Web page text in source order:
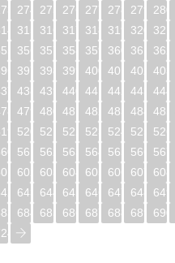
274 275 276 277 278 279 280
315 316 317 318 319 320 321
356 357 358 359 360 361 362
397 398 399 400 401 402 403
438 439 440 441 442 443 444
479 480 481 482 483 484 485
520 521 522 523 524 525 526
561 562 563 564 565 566 567
602 603 604 605 606 607 608
643 644 645 646 647 648 649
684 685 686 687 688 689 690